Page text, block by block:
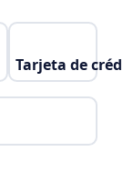
Tarjeta de